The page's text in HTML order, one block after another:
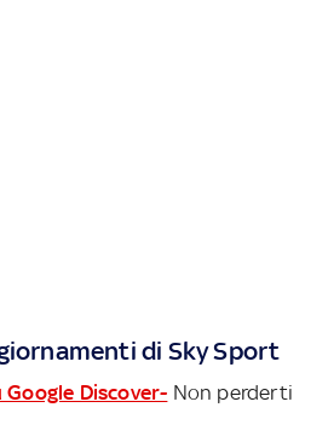
di Sky Sport
Discover- Non perderti